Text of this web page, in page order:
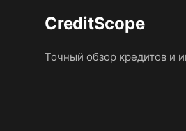
CreditScope
Точный обзор кредитов и